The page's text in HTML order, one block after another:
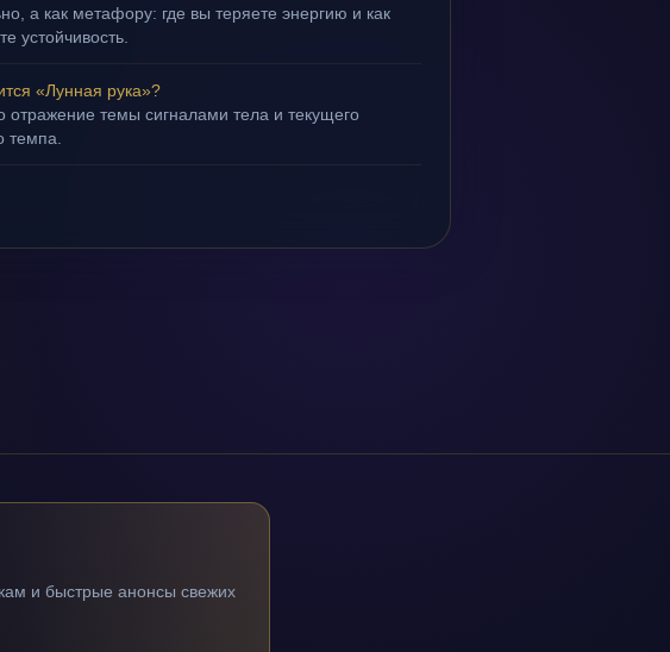
а как метафору: где вы теряете энергию и как
устойчивость.
«Лунная рука»?
отражение темы сигналами тела и текущего
темпа.
и быстрые анонсы свежих